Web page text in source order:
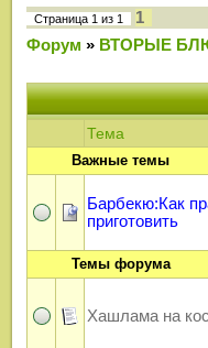
Страница 1 из 1
1
Форум » ВТОРЫЕ
Тема
Важные темы
Барбекю:Как
приготовить
Темы форума
Хашлама на